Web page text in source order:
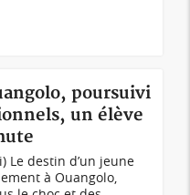
poursuivi
un élève
Le destin d’un jeune
à Ouangolo,